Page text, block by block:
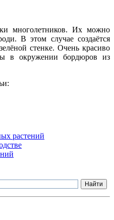
многолетников. Их можно
В этом случае создаётся
стенке. Очень красиво
в окружении бордюров из
растений